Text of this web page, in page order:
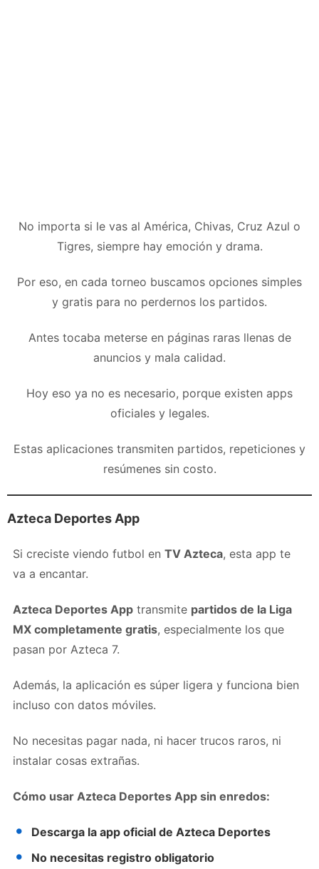
No importa si le vas al América, Chivas, Cruz Azul o
Tigres, siempre hay emoción y drama.
Por eso, en cada torneo buscamos opciones simples
y gratis para no perdernos los partidos.
Antes tocaba meterse en páginas raras llenas de
anuncios y mala calidad.
Hoy eso ya no es necesario, porque existen apps
oficiales y legales.
Estas aplicaciones transmiten partidos, repeticiones y
resúmenes sin costo.
Azteca Deportes App
Si creciste viendo futbol en TV Azteca, esta app te
va a encantar.
Azteca Deportes App transmite partidos de la Liga
MX completamente gratis, especialmente los que
pasan por Azteca 7.
Además, la aplicación es súper ligera y funciona bien
incluso con datos móviles.
No necesitas pagar nada, ni hacer trucos raros, ni
instalar cosas extrañas.
Cómo usar Azteca Deportes App sin enredos:
Descarga la app oficial de Azteca Deportes
No necesitas registro obligatorio